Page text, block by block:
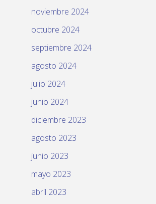
noviembre 2024
octubre 2024
septiembre 2024
agosto 2024
julio 2024
junio 2024
diciembre 2023
agosto 2023
junio 2023
mayo 2023
abril 2023